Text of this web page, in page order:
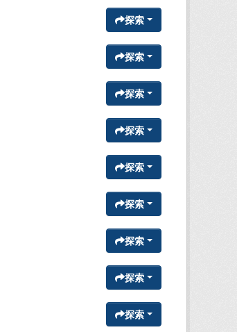
探索
探索
探索
探索
探索
探索
探索
探索
探索